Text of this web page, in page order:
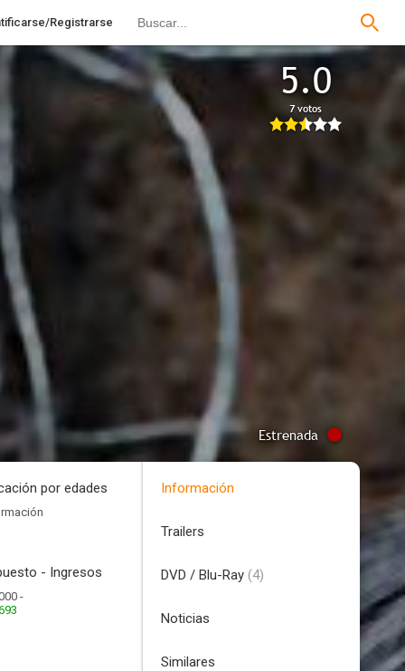
Registrarse
5.0
7 votos
Estrenada
por edades
- Ingresos
-
Información
Trailers
DVD / Blu-Ray (4)
Noticias
Similares